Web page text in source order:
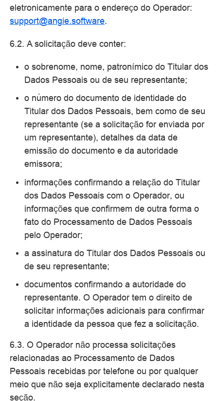
eletronicamente para o endereço do Operador:
support@angie.software.
6.2. A solicitação deve conter:
o sobrenome, nome, patronímico do Titular dos
Dados Pessoais ou de seu representante;
o número do documento de identidade do
Titular dos Dados Pessoais, bem como de seu
representante (se a solicitação for enviada por
um representante), detalhes da data de
emissão do documento e da autoridade
emissora;
informações confirmando a relação do Titular
dos Dados Pessoais com o Operador, ou
informações que confirmem de outra forma o
fato do Processamento de Dados Pessoais
pelo Operador;
a assinatura do Titular dos Dados Pessoais ou
de seu representante;
documentos confirmando a autoridade do
representante. O Operador tem o direito de
solicitar informações adicionais para confirmar
a identidade da pessoa que fez a solicitação.
6.3. O Operador não processa solicitações
relacionadas ao Processamento de Dados
Pessoais recebidas por telefone ou por qualquer
meio que não seja explicitamente declarado nesta
seção.